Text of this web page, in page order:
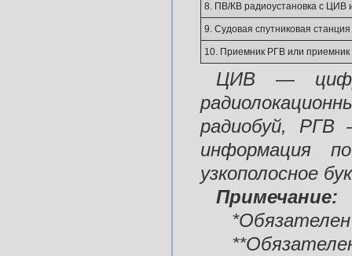
8. ПВ/КВ радиоустановка с ЦИВ
9. Судовая спутниковая
10. Приемник РГВ или
ЦИВ —
радиобуй, РГВ
информация
узкополосное
Примечание: